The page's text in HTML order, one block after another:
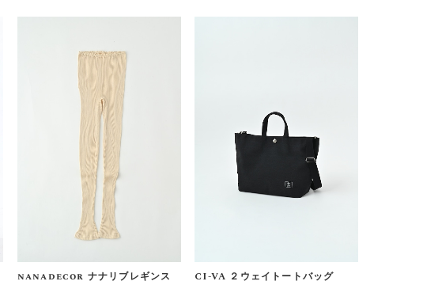
nanadecor ナナリブレギンス
CI-VA ２ウェイトートバッグ